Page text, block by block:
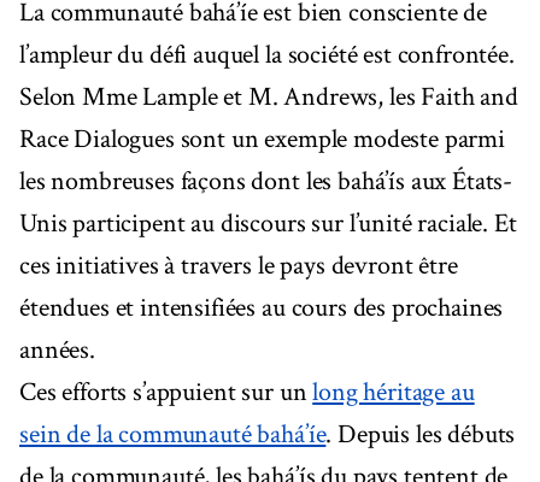
La communauté bahá’íe est bien consciente de
l’ampleur du défi auquel la société est confrontée.
Selon Mme Lample et M. Andrews, les Faith and
Race Dialogues sont un exemple modeste parmi
les nombreuses façons dont les bahá’ís aux États-
Unis participent au discours sur l’unité raciale. Et
ces initiatives à travers le pays devront être
étendues et intensifiées au cours des prochaines
années.
Ces efforts s’appuient sur unlong héritage au
sein de la communauté bahá’íe. Depuis les débuts